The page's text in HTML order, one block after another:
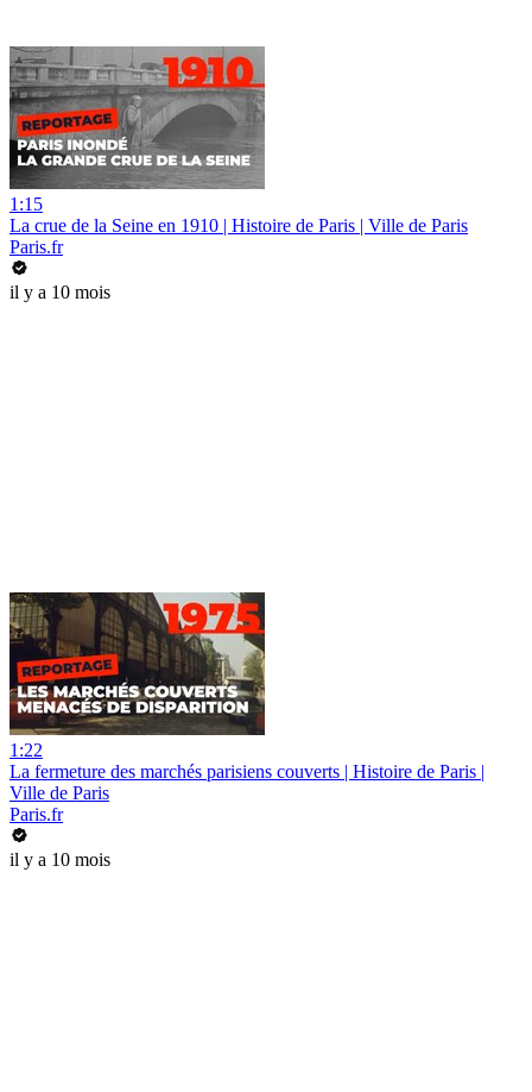
1:15
La crue de la Seine en 1910 | Histoire de Paris | Ville de Paris
Paris.fr
il y a 10 mois
1:22
La fermeture des marchés parisiens couverts | Histoire de Paris |
Ville de Paris
Paris.fr
il y a 10 mois